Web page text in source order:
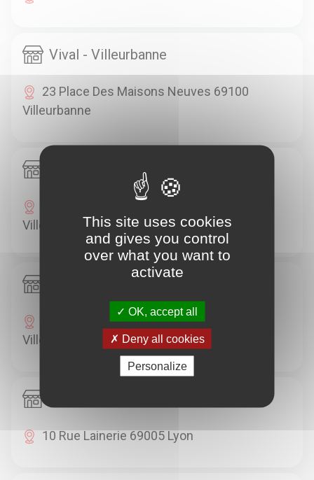
Vival - Villeurbanne
23 Place Des Maisons Neuves 69100
Villeurbanne
Vival - Villeurbanne
Villeurbanne
104 Avenue Roger Salengro 69100
Villeurbanne
10 Rue Lainerie 69005 Lyon
This site uses cookies
and gives you control
over what you want to
activate
OK, accept all
Deny all cookies
Personalize